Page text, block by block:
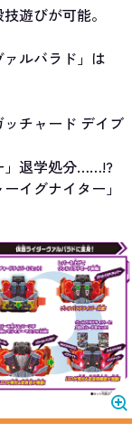
遊びが可能。
ルバラド」は
チャード デイブ
」退学処分……!?
イグナイター」